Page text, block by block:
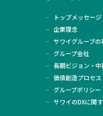
トップメッセージ
企業理念
サワイグループ
グループ会社
長期ビジョン・
価値創造プロセス
グループポリシー
サワイのDXに関